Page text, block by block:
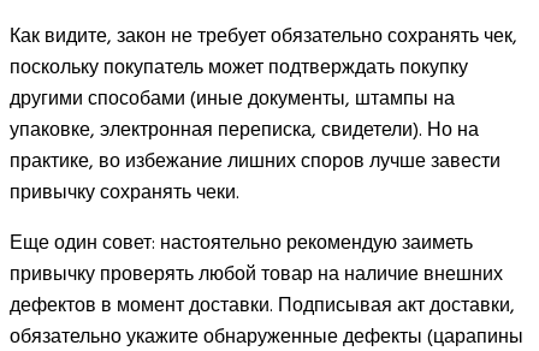
Как видите, закон не требует обязательно сохранять чек,
поскольку покупатель может подтверждать покупку
другими способами (иные документы, штампы на
упаковке, электронная переписка, свидетели). Но на
практике, во избежание лишних споров лучше завести
привычку сохранять чеки.
Еще один совет: настоятельно рекомендую заиметь
привычку проверять любой товар на наличие внешних
дефектов в момент доставки. Подписывая акт доставки,
обязательно укажите обнаруженные дефекты (царапины